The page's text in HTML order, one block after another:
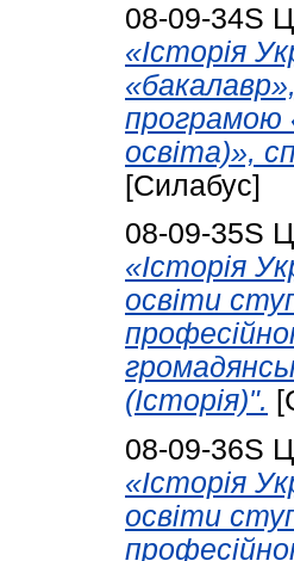
08-09-34S
«Історія
програмою
освіта)»,
[Силабус]
08-09-35S
«Історія
освіти
(Історія)".
08-09-36S
«Історія
освіти